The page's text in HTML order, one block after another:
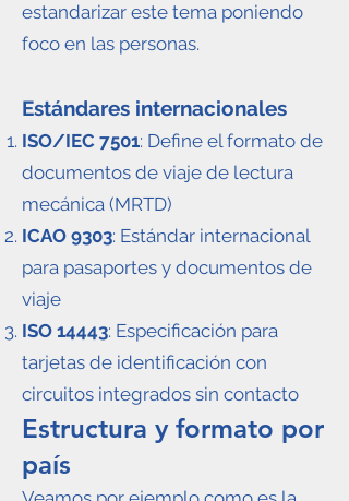
estandarizar este tema poniendo
foco en las personas.
Estándares internacionales
ISO/IEC 7501: Define el formato de
documentos de viaje de lectura
mecánica (MRTD)
ICAO 9303: Estándar internacional
para pasaportes y documentos de
viaje
ISO 14443: Especificación para
tarjetas de identificación con
circuitos integrados sin contacto
Estructura y formato por
país